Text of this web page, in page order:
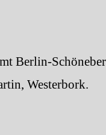
Berlin-
Westerbork.